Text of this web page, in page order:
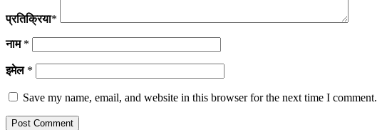
प्रतिक्रिया*
नाम *
इमेल *
Save my name, email, and website in this browser for the next time I comment.